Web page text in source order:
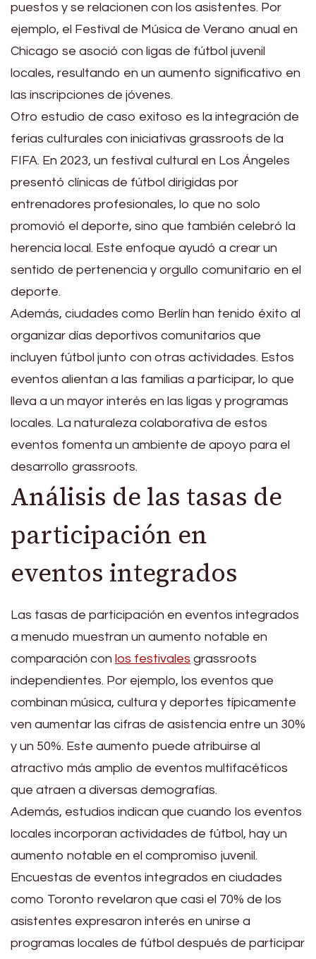
puestos y se relacionen con los asistentes. Por
ejemplo, el Festival de Música de Verano anual en
Chicago se asoció con ligas de fútbol juvenil
locales, resultando en un aumento significativo en
las inscripciones de jóvenes.
Otro estudio de caso exitoso es la integración de
ferias culturales con iniciativas grassroots de la
FIFA. En 2023, un festival cultural en Los Ángeles
presentó clínicas de fútbol dirigidas por
entrenadores profesionales, lo que no solo
promovió el deporte, sino que también celebró la
herencia local. Este enfoque ayudó a crear un
sentido de pertenencia y orgullo comunitario en el
deporte.
Además, ciudades como Berlín han tenido éxito al
organizar días deportivos comunitarios que
incluyen fútbol junto con otras actividades. Estos
eventos alientan a las familias a participar, lo que
lleva a un mayor interés en las ligas y programas
locales. La naturaleza colaborativa de estos
eventos fomenta un ambiente de apoyo para el
desarrollo grassroots.
Análisis de las tasas de
participación en
eventos integrados
Las tasas de participación en eventos integrados
a menudo muestran un aumento notable en
comparación con los festivales grassroots
independientes. Por ejemplo, los eventos que
combinan música, cultura y deportes típicamente
ven aumentar las cifras de asistencia entre un 30%
y un 50%. Este aumento puede atribuirse al
atractivo más amplio de eventos multifacéticos
que atraen a diversas demografías.
Además, estudios indican que cuando los eventos
locales incorporan actividades de fútbol, hay un
aumento notable en el compromiso juvenil.
Encuestas de eventos integrados en ciudades
como Toronto revelaron que casi el 70% de los
asistentes expresaron interés en unirse a
programas locales de fútbol después de participar